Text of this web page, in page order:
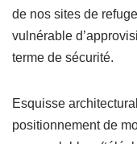
de nos sites de
vulnérable
terme de sécurité.
Esquisse
positionnement de